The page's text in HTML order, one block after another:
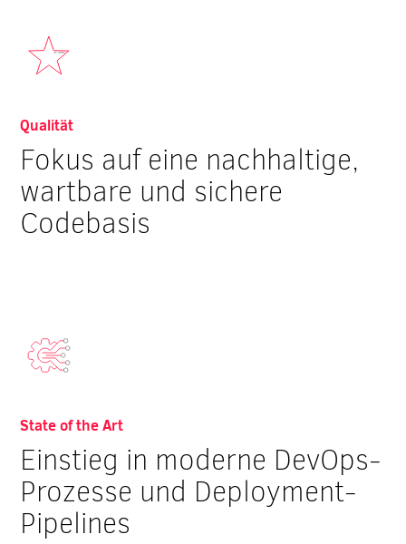
Qualität
Fokus auf eine nachhaltige,
wartbare und sichere
Codebasis
State of the Art
Einstieg in moderne DevOps-
Prozesse und Deployment-
Pipelines